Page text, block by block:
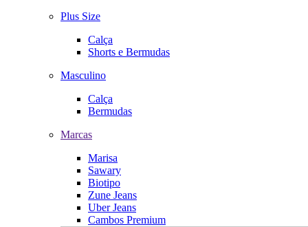
Plus Size
Calça
Shorts e Bermudas
Masculino
Calça
Bermudas
Marcas
Marisa
Sawary
Biotipo
Zune Jeans
Uber Jeans
Cambos Premium